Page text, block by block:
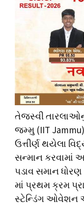
તેજસ્વી
જમ્મુ (IIT
ઉત્તીર્ણ થયેલા
સન્માન કરવામાં
પડાવ સમાન
માં પ્રથમ ક્રમ
સ્ટેન્ડિંગ ઓવેશન